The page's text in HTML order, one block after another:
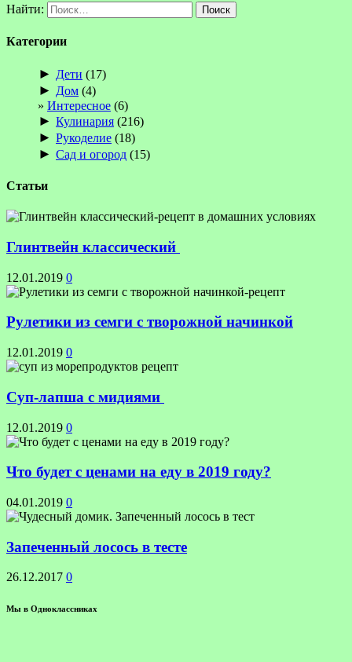
Найти:
Категории
► Дети (17)
► Дом (4)
Интересное (6)
► Кулинария (216)
► Рукоделие (18)
► Сад и огород (15)
Статьи
Глинтвейн классический
12.01.2019 0
Рулетики из семги с творожной начинкой
12.01.2019 0
Суп-лапша с мидиями
12.01.2019 0
Что будет с ценами на еду в 2019 году?
04.01.2019 0
Запеченный лосось в тесте
26.12.2017 0
Мы в Одноклассниках